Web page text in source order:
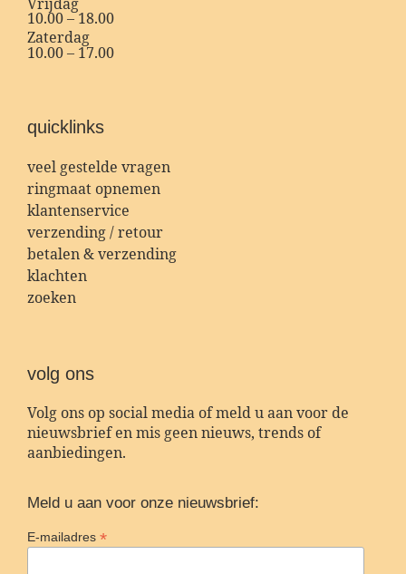
10.00 – 18.00
Zaterdag
10.00 – 17.00
quicklinks
veel gestelde vragen
ringmaat opnemen
klantenservice
verzending / retour
betalen & verzending
klachten
zoeken
volg ons
Volg ons op social media of meld u aan voor de
nieuwsbrief en mis geen nieuws, trends of
aanbiedingen.
Meld u aan voor onze nieuwsbrief:
E-mailadres *